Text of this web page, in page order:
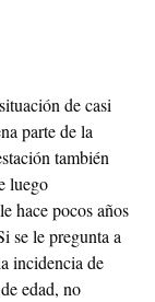
de casi
parte de la
también
luego
hace pocos años
se le pregunta a
incidencia de
edad, no